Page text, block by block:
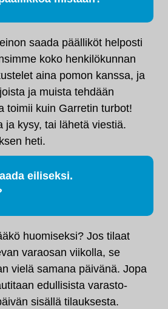
saada päälliköt helposti
koko henkilökunnan
aina pomon kanssa, ja
ja muista tehdään
toimii kuin Garretin turbot!
ja kysy, tai lähetä viestiä.
heti.
eiliseksi.
huomiseksi? Jos tilaat
varaosan viikolla, se
vielä samana päivänä. Jopa
edullisista varasto-
sisällä tilauksesta.